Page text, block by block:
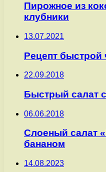
Пирожное из
клубники
13.07.2021
Рецепт быстрой
22.09.2018
Быстрый салат
06.06.2018
Слоеный салат
бананом
14.08.2023